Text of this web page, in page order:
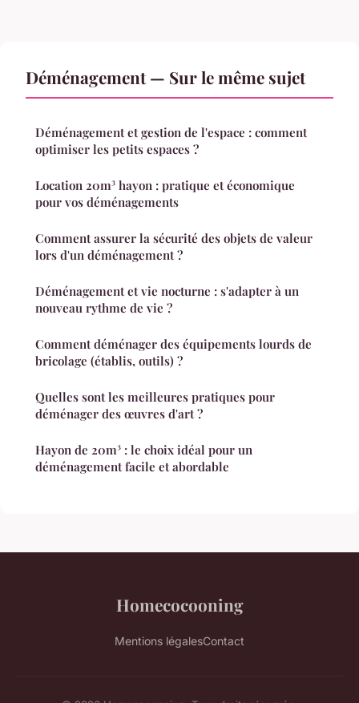
Déménagement — Sur le même sujet
Déménagement et gestion de l'espace : comment
optimiser les petits espaces ?
Location 20m³ hayon : pratique et économique
pour vos déménagements
Comment assurer la sécurité des objets de valeur
lors d'un déménagement ?
Déménagement et vie nocturne : s'adapter à un
nouveau rythme de vie ?
Comment déménager des équipements lourds de
bricolage (établis, outils) ?
Quelles sont les meilleures pratiques pour
déménager des œuvres d'art ?
Hayon de 20m³ : le choix idéal pour un
déménagement facile et abordable
Homecocooning
Mentions légalesContact